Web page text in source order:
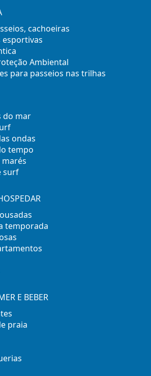
cachoeiras
esportivas
Ambiental
para passeios nas trilhas
do mar
ondas
tempo
marés
surf
temporada
E BEBER
praia